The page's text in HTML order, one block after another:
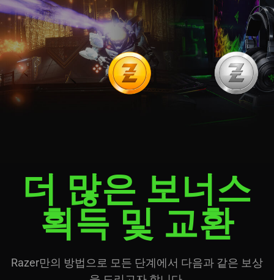
더 많은 보너스
획득 및 교환
Razer만의 방법으로 모든 단계에서 다음과 같은 보상